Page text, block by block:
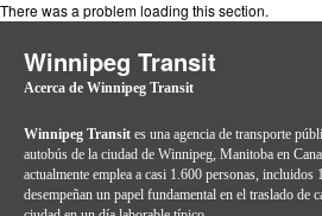
There was a problem loading this section.
Winnipeg Transit
Acerca de Winnipeg Transit
Winnipeg Transit es una agencia de transporte
autobús de la ciudad de Winnipeg, Manitoba en
actualmente emplea a casi 1.600 personas, incluidos
desempeñan un papel fundamental en el traslado de